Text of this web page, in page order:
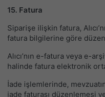
15. Fatura
Siparişe ilişkin fatura,
fatura bilgilerine göre
Alıcı’nın e-fatura veya e-
halinde fatura elektronik
İade işlemlerinde,
iade faturası düzenlemesi